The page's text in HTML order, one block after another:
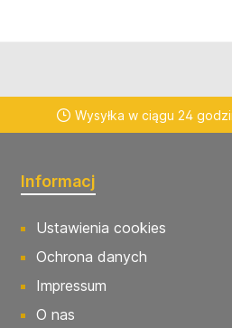
Wysyłka w ciągu 24
Informacj
Ustawienia cookies
Ochrona danych
Impressum
O nas